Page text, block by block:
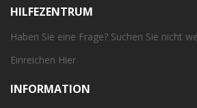
HILFEZENTRUM
Haben Sie eine Frage? Suchen Sie nicht
Einreichen Hier
INFORMATION